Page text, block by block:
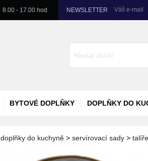
8.00 - 17.00 hod NEWSLETTER Váš e-mail
BYTOVÉ DOPLŇKY DOPLŇKY DO
doplňky do kuchyně > servírovací sady >